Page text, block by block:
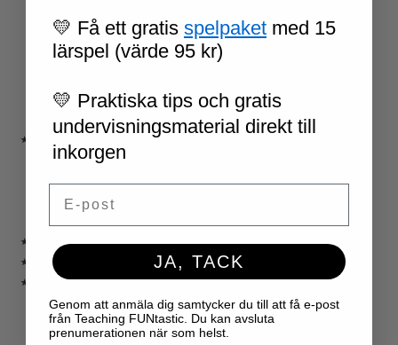
SKOLSTART
FN-DAGEN
★ LÄRARVERKTYG
KLASSRUMSDEKORATION
KLASSRUMSORGANISATION
★ SPEL
★ GRATIS
★ LICENSER
💛 Få ett gratis spelpaket med 15
lärspel (värde 95 kr)
💛 Praktiska tips och gratis
undervisningsmaterial direkt till
inkorgen
JA, TACK
Genom att anmäla dig samtycker du till att få e-post
från Teaching FUNtastic. Du kan avsluta
prenumerationen när som helst.